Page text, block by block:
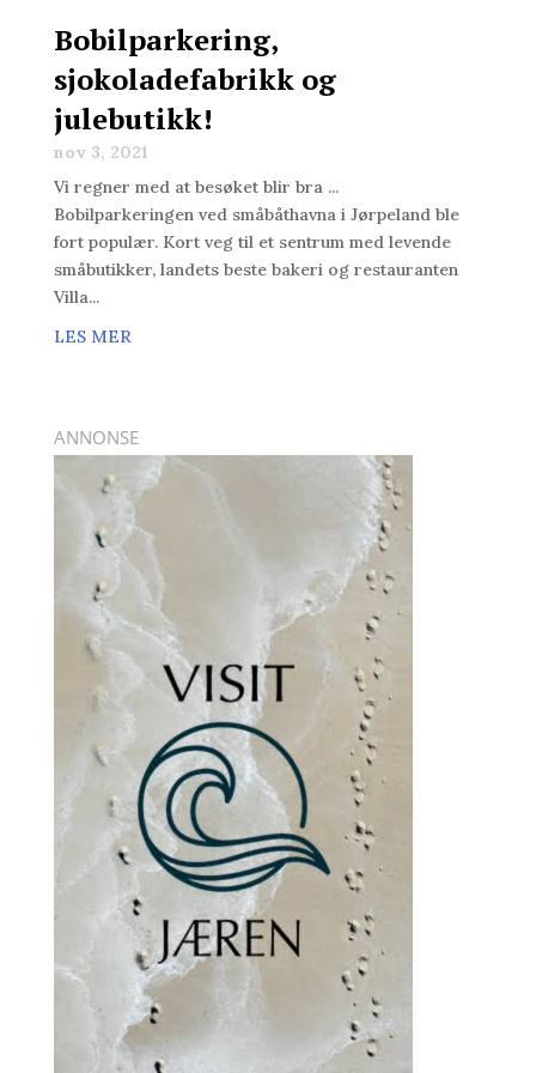
Bobilparkering,
sjokoladefabrikk og
julebutikk!
nov 3, 2021
Vi regner med at besøket blir bra ...
Bobilparkeringen ved småbåthavna i Jørpeland ble
fort populær. Kort veg til et sentrum med levende
småbutikker, landets beste bakeri og restauranten
Villa...
LES MER